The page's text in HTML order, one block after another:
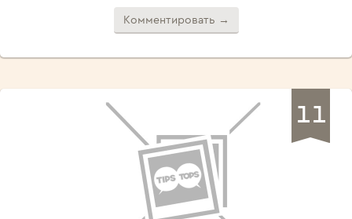
Комментировать →
11